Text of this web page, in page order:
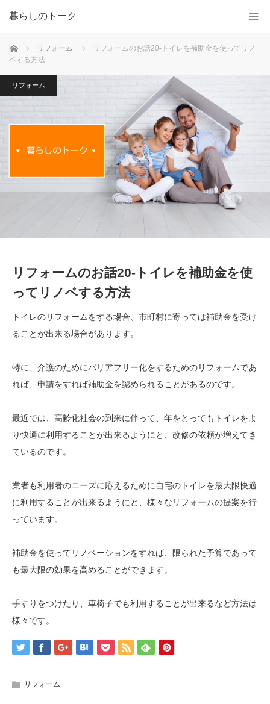
暮らしのトーク
ホーム リフォーム
リフォームのお話20-トイレを補助金を使ってリノ
ベする方法
リフォーム
リフォームのお話20-トイレを補助金を使
ってリノベする方法
トイレのリフォームをする場合、市町村に寄っては補助金を受け
ることが出来る場合があります。
特に、介護のためにバリアフリー化をするためのリフォームであ
れば、申請をすれば補助金を認められることがあるのです。
最近では、高齢化社会の到来に伴って、年をとってもトイレをよ
り快適に利用することが出来るようにと、改修の依頼が増えてき
ているのです。
業者も利用者のニーズに応えるために自宅のトイレを最大限快適
に利用することが出来るようにと、様々なリフォームの提案を行
っています。
補助金を使ってリノベーションをすれば、限られた予算であって
も最大限の効果を高めることができます。
手すりをつけたり、車椅子でも利用することが出来るなど方法は
様々です。
リフォーム